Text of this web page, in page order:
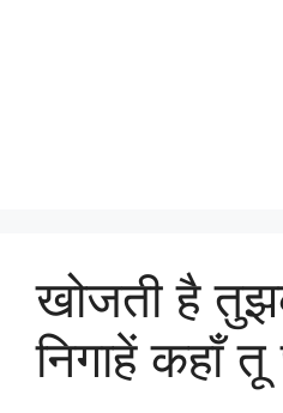
खोजती है
निगाहें कहाँ तू